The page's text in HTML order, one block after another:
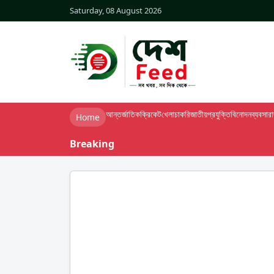
Saturday, 08 August 2026
Home আন্তর্জাতিকক্রিকেটখেলাচাকরিজাতীয়প্রযুক্তিবিনোদনব্যবসা
Breaking